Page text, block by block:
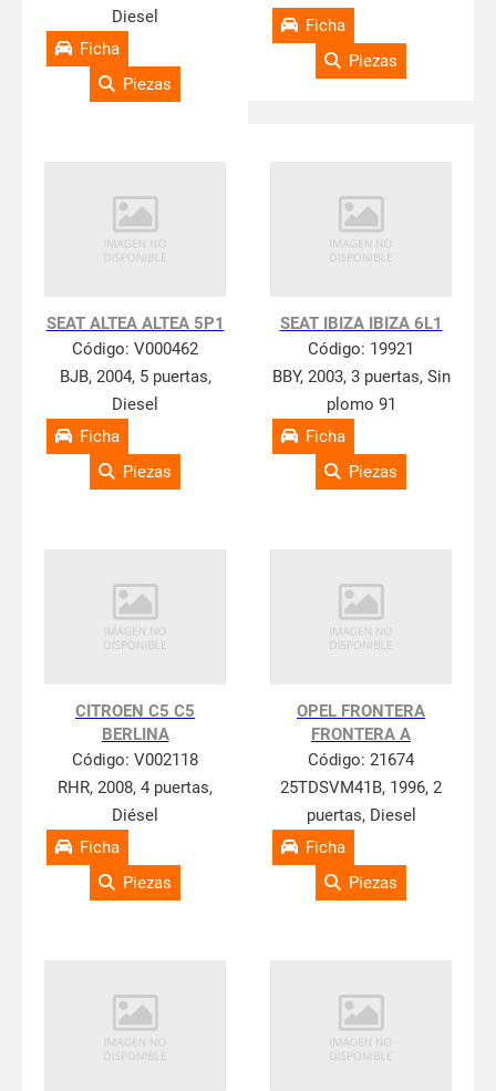
Diesel
Ficha
Piezas
Ficha
Piezas
SEAT ALTEA ALTEA 5P1
Código: V000462
BJB, 2004, 5 puertas,
Diesel
Ficha
Piezas
SEAT IBIZA IBIZA 6L1
Código: 19921
BBY, 2003, 3 puertas, Sin
plomo 91
Ficha
Piezas
CITROEN C5 C5
BERLINA
Código: V002118
RHR, 2008, 4 puertas,
Diésel
Ficha
Piezas
OPEL FRONTERA
FRONTERA A
Código: 21674
25TDSVM41B, 1996, 2
puertas, Diesel
Ficha
Piezas